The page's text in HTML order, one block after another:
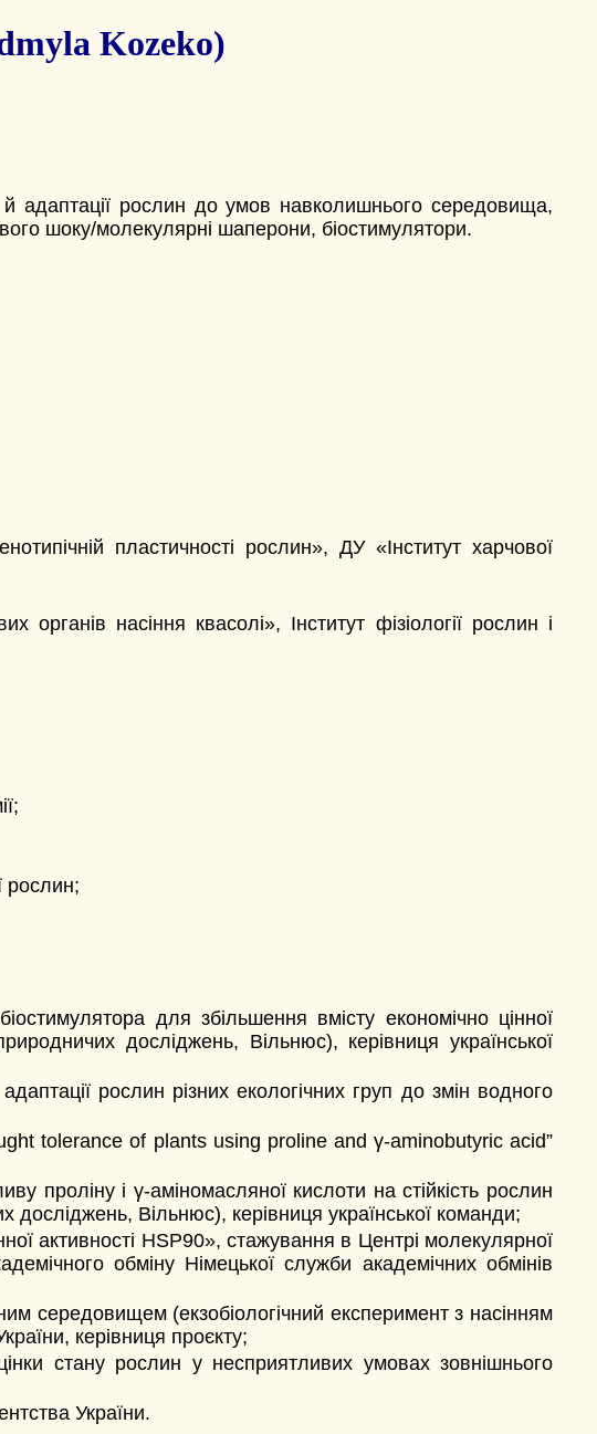
Kozeko)
й адаптації рослин до умов навколишнього середовища,
шоку/молекулярні шаперони, біостимулятори.
пластичності рослин», ДУ «Інститут харчової
насіння квасолі», Інститут фізіології рослин і
рослин;
для збільшення вмісту економічно цінної
досліджень, Вільнюс), керівниця української
рослин різних екологічних груп до змін водного
tolerance of plants using proline and γ-aminobutyric acid”
проліну і γ-аміномасляної кислоти на стійкість рослин
Вільнюс), керівниця української команди;
активності HSP90», стажування в Центрі молекулярної
обміну Німецької служби академічних обмінів
середовищем (екзобіологічний експеримент з насінням
керівниця проєкту;
стану рослин у несприятливих умовах зовнішнього
України.